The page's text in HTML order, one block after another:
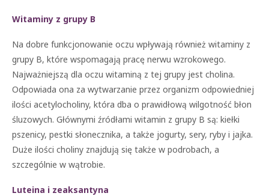
Witaminy z grupy B
Na dobre funkcjonowanie oczu wpływają również witaminy z
grupy B, które wspomagają pracę nerwu wzrokowego.
Najważniejszą dla oczu witaminą z tej grupy jest cholina.
Odpowiada ona za wytwarzanie przez organizm odpowiedniej
ilości acetylocholiny, która dba o prawidłową wilgotność błon
śluzowych. Głównymi źródłami witamin z grupy B są: kiełki
pszenicy, pestki słonecznika, a także jogurty, sery, ryby i jajka.
Duże ilości choliny znajdują się także w podrobach, a
szczególnie w wątrobie.
Luteina i zeaksantyna